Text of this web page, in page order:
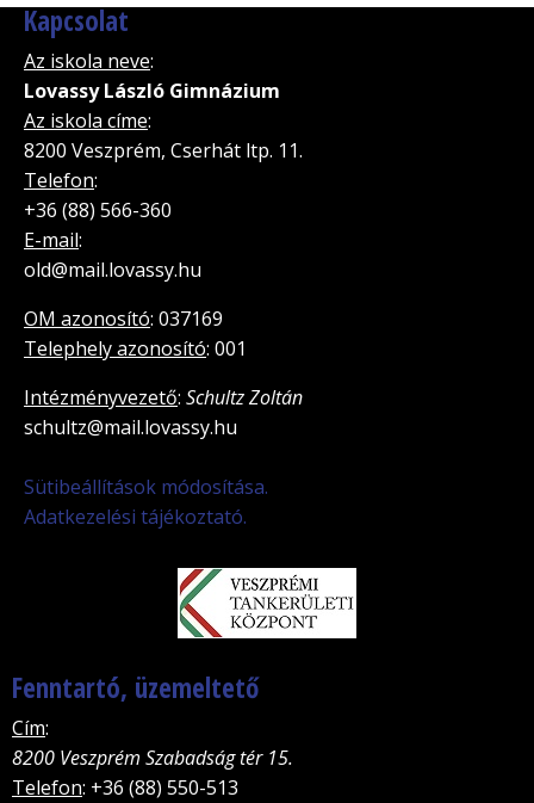
Kapcsolat
Az iskola neve:
Lovassy László Gimnázium
Az iskola címe:
8200 Veszprém, Cserhát ltp. 11.
Telefon:
+36 (88) 566-360
E-mail:
old@mail.lovassy.hu
OM azonosító: 037169
Telephely azonosító: 001
Intézményvezető: Schultz Zoltán
schultz@mail.lovassy.hu
Sütibeállítások módosítása.
Adatkezelési tájékoztató.
Fenntartó, üzemeltető
Cím:
8200 Veszprém Szabadság tér 15.
Telefon: +36 (88) 550-513